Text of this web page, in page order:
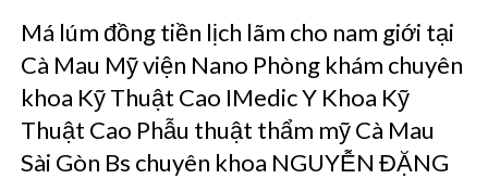
Má lúm đồng tiền lịch lãm cho nam giới tại
Cà Mau Mỹ viện Nano Phòng khám chuyên
khoa Kỹ Thuật Cao IMedic Y Khoa Kỹ
Thuật Cao Phẫu thuật thẩm mỹ Cà Mau
Sài Gòn Bs chuyên khoa NGUYỄN ĐẶNG